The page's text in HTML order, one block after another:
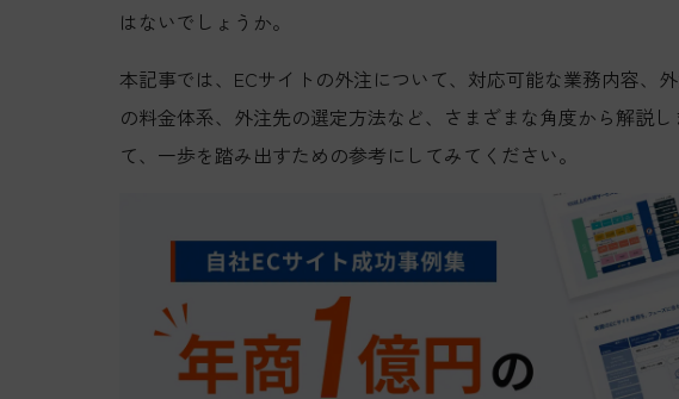
はないでしょうか。
本記事では、ECサイトの外注について、対応可能な業務内容、
の料金体系、外注先の選定方法など、さまざまな角度から解説
て、一歩を踏み出すための参考にしてみてください。